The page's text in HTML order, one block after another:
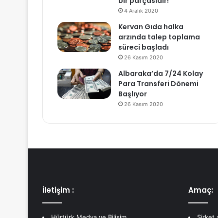
4 Aralık 2020
Kervan Gıda halka
arzında talep toplama
süreci başladı
26 Kasım 2020
Albaraka’da 7/24 Kolay
Para Transferi Dönemi
Başlıyor
26 Kasım 2020
İletişim : Amaç: